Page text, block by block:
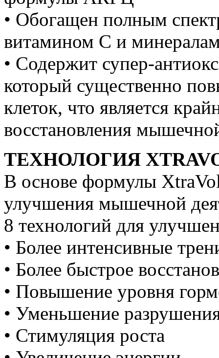
• Обогащен полным
витамином С и
• Содержит супер-
который существенно
клеток, что является
восстановления
ТЕХНОЛОГИЯ
В основе формулы
улучшения мышечной
8 технологий для
• Более интенсивные
• Более быстрое
• Повышение уровня
• Уменьшение
• Стимуляция роста